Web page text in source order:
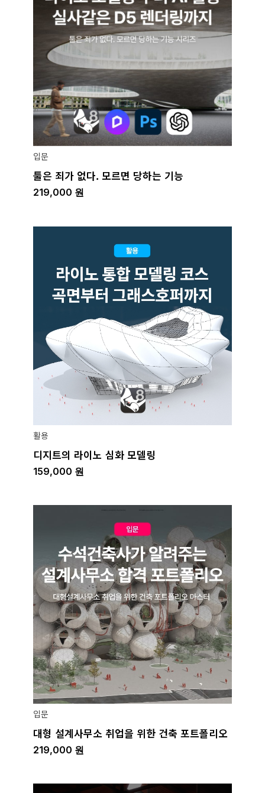
입문
툴은 죄가 없다. 모르면 당하는 기능
219,000 원
활용
디지트의 라이노 심화 모델링
159,000 원
입문
대형 설계사무소 취업을 위한 건축 포트폴리오
219,000 원